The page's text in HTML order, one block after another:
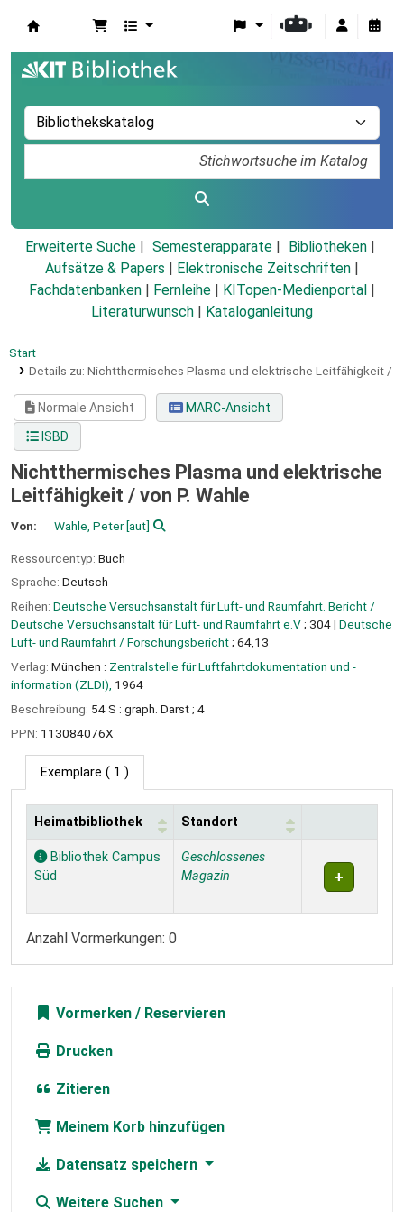
Erweiterte Suche Semesterapparate
Bibliotheken
Aufsätze & Papers
Elektronische Zeitschriften
Fachdatenbanken
Fernleihe KITopen-Medienportal
Literaturwunsch
Kataloganleitung
Start
Details zu: Nichtthermisches Plasma und elektrische Leitfähigkeit /
Normale Ansicht
MARC-Ansicht
ISBD
Nichtthermisches Plasma und elektrische
Leitfähigkeit / von P. Wahle
Von: Wahle, Peter[aut]
Ressourcentyp: Buch
Sprache: Deutsch
Reihen: Deutsche Versuchsanstalt für Luft- und Raumfahrt. Bericht /
Deutsche Versuchsanstalt für Luft- und Raumfahrt e.V; 304| Deutsche
Luft- und Raumfahrt / Forschungsbericht; 64,13
Verlag: München : Zentralstelle für Luftfahrtdokumentation und -
information (ZLDI), 1964
Beschreibung: 54 S : graph. Darst ; 4
PPN: 113084076X
Exemplare ( 1 )
Exemplare
Heimatbibliothek Standort
Bibliothek Campus
Süd
Geschlossenes
Magazin
Anzahl Vormerkungen: 0
Vormerken
Drucken
Zitieren
Meinem Korb hinzufügen
Datensatz speichern
Weitere Suchen